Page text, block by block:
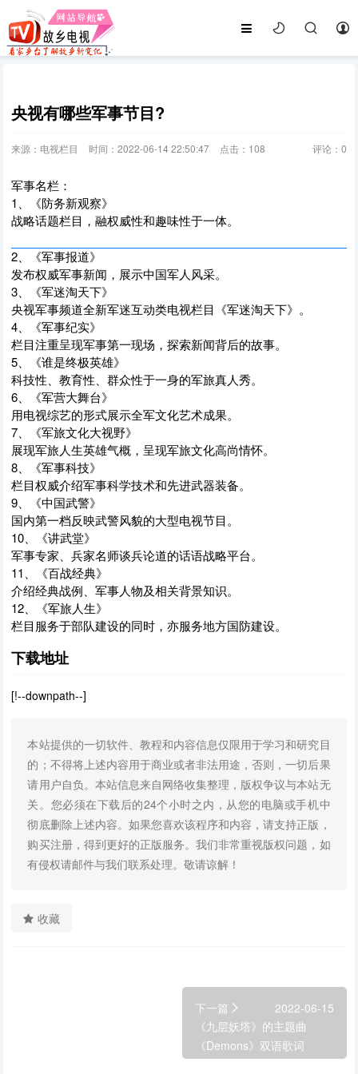
央视有哪些军事节目?
来源：电视栏目 时间：2022-06-14 22:50:47 点击： 108 评论： 0
军事名栏：
1、《防务新观察》
战略话题栏目，融权威性和趣味性于一体。
2、《军事报道》
发布权威军事新闻，展示中国军人风采。
3、《军迷淘天下》
央视军事频道全新军迷互动类电视栏目《军迷淘天下》。
4、《军事纪实》
栏目注重呈现军事第一现场，探索新闻背后的故事。
5、《谁是终极英雄》
科技性、教育性、群众性于一身的军旅真人秀。
6、《军营大舞台》
用电视综艺的形式展示全军文化艺术成果。
7、《军旅文化大视野》
展现军旅人生英雄气概，呈现军旅文化高尚情怀。
8、《军事科技》
栏目权威介绍军事科学技术和先进武器装备。
9、《中国武警》
国内第一档反映武警风貌的大型电视节目。
10、《讲武堂》
军事专家、兵家名师谈兵论道的话语战略平台。
11、《百战经典》
介绍经典战例、军事人物及相关背景知识。
12、《军旅人生》
栏目服务于部队建设的同时，亦服务地方国防建设。
下载地址
[!--downpath--]
本站提供的一切软件、教程和内容信息仅限用于学习和研究目
的；不得将上述内容用于商业或者非法用途，否则，一切后果
请用户自负。本站信息来自网络收集整理，版权争议与本站无
关。您必须在下载后的24个小时之内，从您的电脑或手机中
彻底删除上述内容。如果您喜欢该程序和内容，请支持正版，
购买注册，得到更好的正版服务。我们非常重视版权问题，如
有侵权请邮件与我们联系处理。敬请谅解！
收藏
下一篇
2022-06-15
《九层妖塔》的主题曲
《Demons》双语歌词